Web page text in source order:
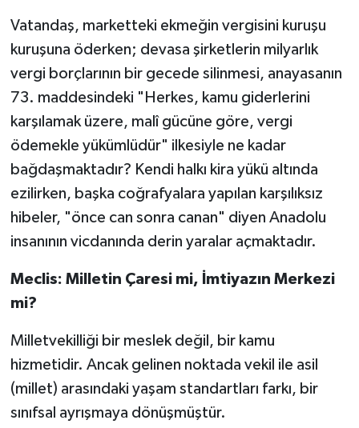
​Vatandaş, marketteki ekmeğin vergisini kuruşu
kuruşuna öderken; devasa şirketlerin milyarlık
vergi borçlarının bir gecede silinmesi, anayasanın
73. maddesindeki "Herkes, kamu giderlerini
karşılamak üzere, malî gücüne göre, vergi
ödemekle yükümlüdür" ilkesiyle ne kadar
bağdaşmaktadır? Kendi halkı kira yükü altında
ezilirken, başka coğrafyalara yapılan karşılıksız
hibeler, "önce can sonra canan" diyen Anadolu
insanının vicdanında derin yaralar açmaktadır.
​Meclis: Milletin Çaresi mi, İmtiyazın Merkezi
mi?
​Milletvekilliği bir meslek değil, bir kamu
hizmetidir. Ancak gelinen noktada vekil ile asil
(millet) arasındaki yaşam standartları farkı, bir
sınıfsal ayrışmaya dönüşmüştür.